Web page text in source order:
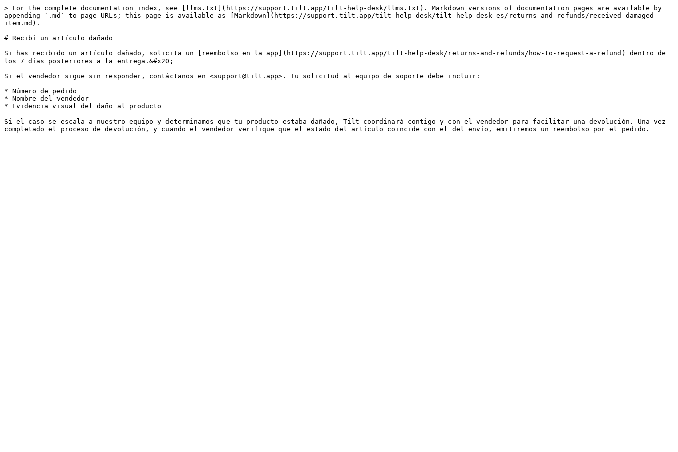
> For the complete documentation index, see [llms.txt](https://support.tilt.app/tilt-help-desk/llms.txt). Markdown versions of documentation pages are available by
appending `.md` to page URLs; this page is available as [Markdown](https://support.tilt.app/tilt-help-desk/tilt-help-desk-es/returns-and-refunds/received-damaged-
item.md).
# Recibí un artículo dañado
Si has recibido un artículo dañado, solicita un [reembolso en la app](https://support.tilt.app/tilt-help-desk/returns-and-refunds/how-to-request-a-refund) dentro de
los 7 días posteriores a la entrega.&#x20;
Si el vendedor sigue sin responder, contáctanos en <support@tilt.app>. Tu solicitud al equipo de soporte debe incluir:
* Número de pedido
* Nombre del vendedor
* Evidencia visual del daño al producto
Si el caso se escala a nuestro equipo y determinamos que tu producto estaba dañado, Tilt coordinará contigo y con el vendedor para facilitar una devolución. Una vez